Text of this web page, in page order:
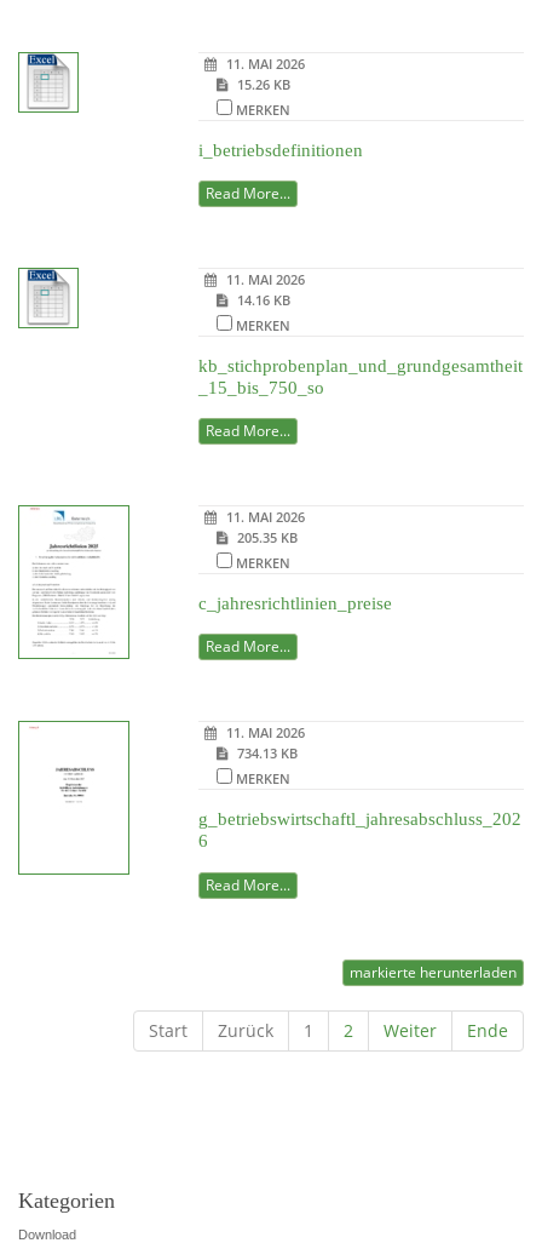
11. MAI 2026
15.26 KB
MERKEN
i_betriebsdefinitionen
Read More...
11. MAI 2026
14.16 KB
MERKEN
kb_stichprobenplan_und_grundgesamtheit
_15_bis_750_so
Read More...
11. MAI 2026
205.35 KB
MERKEN
c_jahresrichtlinien_preise
Read More...
11. MAI 2026
734.13 KB
MERKEN
g_betriebswirtschaftl_jahresabschluss_202
6
Read More...
markierte herunterladen
Start Zurück 1 2 Weiter Ende
Kategorien
Download